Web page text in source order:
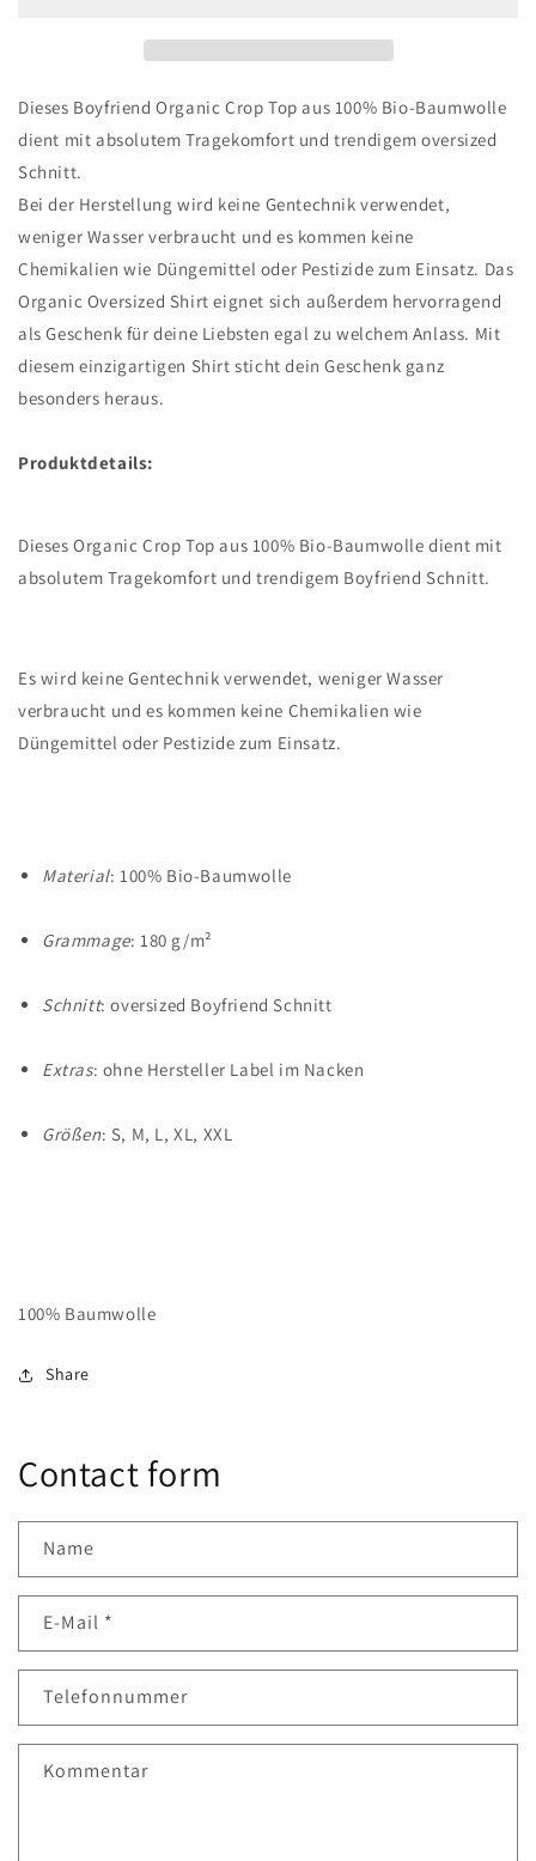
Dieses Boyfriend Organic Crop Top aus 100% Bio-Baumwolle
dient mit absolutem Tragekomfort und trendigem oversized
Schnitt.
Bei der Herstellung wird keine Gentechnik verwendet,
weniger Wasser verbraucht und es kommen keine
Chemikalien wie Düngemittel oder Pestizide zum Einsatz. Das
Organic Oversized Shirt eignet sich außerdem hervorragend
als Geschenk für deine Liebsten egal zu welchem Anlass. Mit
diesem einzigartigen Shirt sticht dein Geschenk ganz
besonders heraus.
Produktdetails:
Dieses Organic Crop Top aus 100% Bio-Baumwolle dient mit
absolutem Tragekomfort und trendigem Boyfriend Schnitt.
Es wird keine Gentechnik verwendet, weniger Wasser
verbraucht und es kommen keine Chemikalien wie
Düngemittel oder Pestizide zum Einsatz.
Material: 100% Bio-Baumwolle
Grammage: 180 g/m²
Schnitt: oversized Boyfriend Schnitt
Extras: ohne Hersteller Label im Nacken
Größen: S, M, L, XL, XXL
100% Baumwolle
Share
Contact form
Name
E-Mail *
Telefonnummer
Kommentar